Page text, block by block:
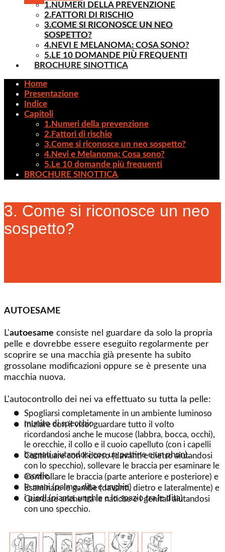
1.NUMERI DELLA PREVENZIONE
2.FATTORI DI RISCHIO
3.COME SI RICONOSCE UN NEO
SOSPETTO?
4.NEVI E MELANOMA: COSA SONO?
5.LE 10 DOMANDE PIÙ FREQUENTI
BROCHURE SINOTTICA
Home
Presentazione
Indice
Capitoli
1.Numeri della prevenzione
2.Fattori di rischio
3.Come si riconosce un neo sospetto?
4.Nevi e Melanoma: Cosa sono?
5.Le 10 domande più frequenti
BROCHURE SINOTTICA
3. Come si riconosce un neo
sospetto?
AUTOESAME
L'autoesame consiste nel guardare da solo la propria
pelle e dovrebbe essere eseguito regolarmente per
scoprire se una macchia già presente ha subito
grossolane modificazioni oppure se è presente una
macchia nuova.
L'autocontrollo dei nei va effettuato su tutta la pelle:
● Spogliarsi completamente in un ambiente luminoso
munito di specchio
●
Iniziare con il viso: guardare tutto il volto
ricordandosi anche le mucose (labbra, bocca, occhi),
le orecchie, il collo e il cuoio capelluto (con i capelli
bagnati aiutandosi con un pettine e un phon).
● Continuare con il dorso (davanti e dietro aiutandosi
con lo specchio), sollevare le braccia per esaminare le
ascelle.
● Controllare le braccia (parte anteriore e posteriore) e
le mani (palmo, dita e unghie)
●
Esaminare le gambe (davanti, dietro e lateralmente) e
i piedi (pianta, unghie e lo spazio tra le dita)
● Guardare anche tra le natiche e i genitali aiutandosi
con uno specchio.